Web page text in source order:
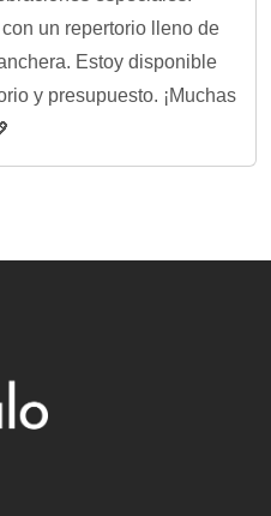
un repertorio lleno de
Estoy disponible
y presupuesto. ¡Muchas